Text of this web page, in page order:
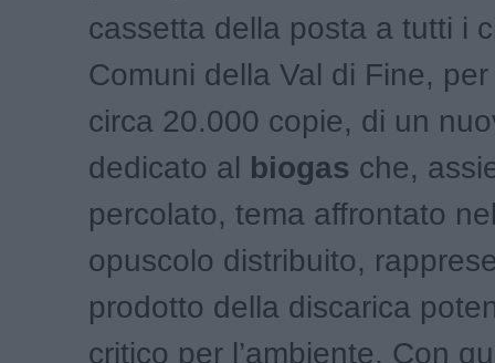
cassetta della posta a tutti i
Comuni della Val di Fine,
circa 20.000 copie, di un
dedicato al biogas che,
percolato, tema affrontato
opuscolo distribuito,
prodotto della discarica
critico per l’ambiente. Con